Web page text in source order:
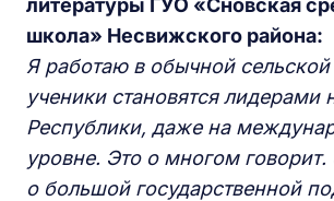
литературы ГУО «Сновская
школа» Несвижского района:
Я работаю в обычной
ученики становятся лидерами
Республики, даже на
уровне. Это о многом говорит.
о большой государственной